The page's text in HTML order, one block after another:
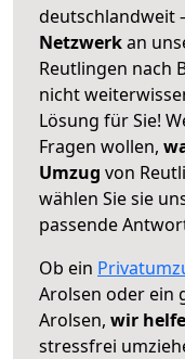
deutschlandweit
Netzwerkan
Reutlingen nach
nicht
Lösung für Sie!
Fragen wollen,
Umzug von
wählen Sie sie
passende
Ob ein
Arolsen oder ein
Arolsen, wir
stressfrei